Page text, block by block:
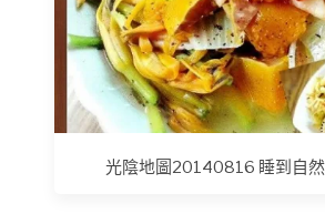
光陰地圖20140816 睡到自